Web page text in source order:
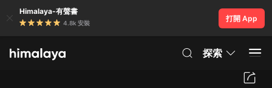
Himalaya-有聲書
4.8k 安裝
打開 App
探索